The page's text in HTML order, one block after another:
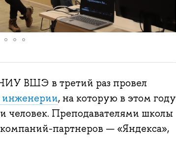
ВШЭ в третий раз провел
, на которую в этом году
человек. Преподавателями школы
партнеров — «Яндекса»,